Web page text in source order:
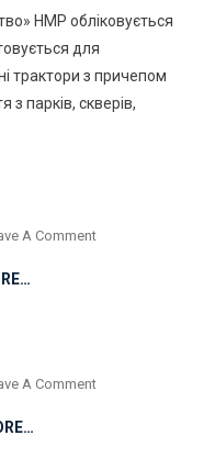
НМР обліковується
для
трактори з причепом
парків, скверів,
A CommentOn
A CommentOn